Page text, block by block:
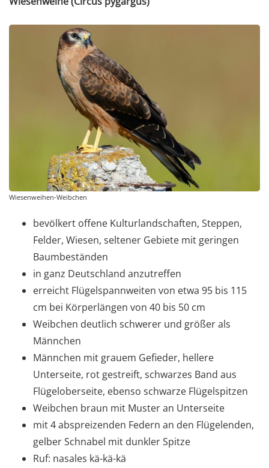
Wiesenweihen-Weibchen
bevölkert offene Kulturlandschaften, Steppen,
Felder, Wiesen, seltener Gebiete mit geringen
Baumbeständen
in ganz Deutschland anzutreffen
erreicht Flügelspannweiten von etwa 95 bis 115
cm bei Körperlängen von 40 bis 50 cm
Weibchen deutlich schwerer und größer als
Männchen
Männchen mit grauem Gefieder, hellere
Unterseite, rot gestreift, schwarzes Band aus
Flügeloberseite, ebenso schwarze Flügelspitzen
Weibchen braun mit Muster an Unterseite
mit 4 abspreizenden Federn an den Flügelenden,
gelber Schnabel mit dunkler Spitze
Ruf: nasales kä-kä-kä